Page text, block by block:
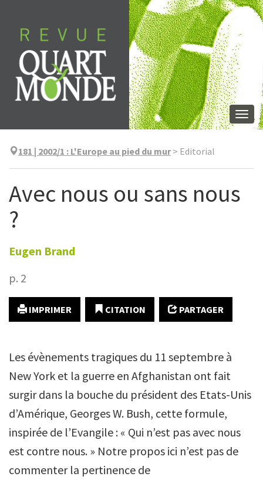
contenu
181 | 2002/1 : L'Europe au pied du mur> Editorial
Avec nous ou sans nous
?
Eugen Brand
p. 2
IMPRIMER CITATION PARTAGER
Les évènements tragiques du 11 septembre à
New York et la guerre en Afghanistan ont fait
surgir dans la bouche du président des Etats-Unis
d’Amérique, Georges W. Bush, cette formule,
inspirée de l’Evangile : « Qui n’est pas avec nous
est contre nous. » Notre propos ici n’est pas de
commenter la pertinence de